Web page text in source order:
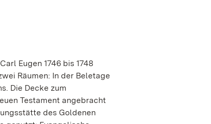
Eugen 1746 bis 1748
Räumen: In der Beletage
Die Decke zum
Testament angebracht
des Goldenen